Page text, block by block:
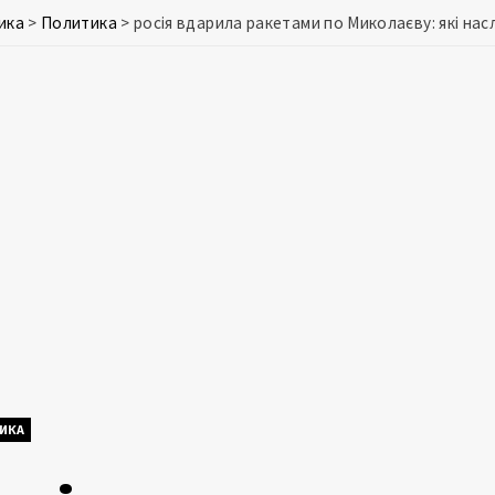
> Политика > росія вдарила ракетами по Миколаєву: які